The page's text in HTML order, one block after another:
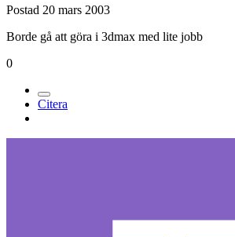
Postad 20 mars 2003
Borde gå att göra i 3dmax med lite jobb
0
Citera